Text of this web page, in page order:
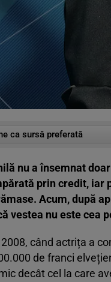
ca sursă preferată
nu a însemnat
prin credit, iar
Acum, după
vestea nu este cea
când actrița a
de franci
decât cel la care